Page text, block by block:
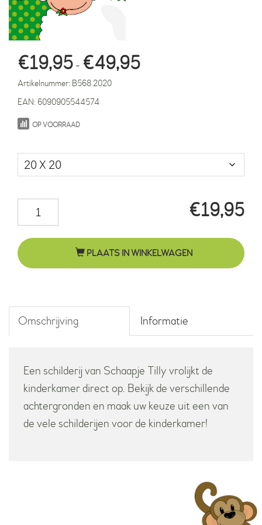
€19,95 - €49,95
Artikelnummer: B568 2020
EAN: 6090905544574
OP VOORRAAD
€19,95
Tilly
stippen
groen PLAATS IN WINKELWAGEN
Omschrijving Informatie
Een schilderij van Schaapje Tilly vrolijkt de
kinderkamer direct op. Bekijk de verschillende
achtergronden en maak uw keuze uit een van
de vele schilderijen voor de kinderkamer!